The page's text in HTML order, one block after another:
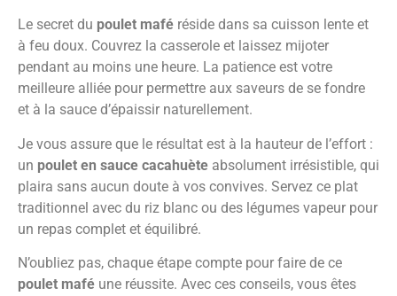
Le secret du poulet mafé réside dans sa cuisson lente et
à feu doux. Couvrez la casserole et laissez mijoter
pendant au moins une heure. La patience est votre
meilleure alliée pour permettre aux saveurs de se fondre
et à la sauce d’épaissir naturellement.
Je vous assure que le résultat est à la hauteur de l’effort :
un poulet en sauce cacahuète absolument irrésistible, qui
plaira sans aucun doute à vos convives. Servez ce plat
traditionnel avec du riz blanc ou des légumes vapeur pour
un repas complet et équilibré.
N’oubliez pas, chaque étape compte pour faire de ce
poulet mafé une réussite. Avec ces conseils, vous êtes